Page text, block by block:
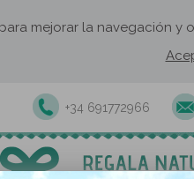
mejorar la navegación
+34 691772966